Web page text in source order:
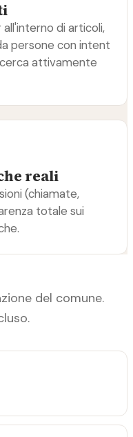
di articoli,
persone con intent
attivamente
reali
(chiamate,
totale sui
del comune.